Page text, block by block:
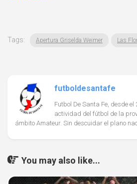
Tags: Apertura Griselda Weimer Las
futboldesantafe
Futbol De Santa Fe, desde
actividad del fútbol de la
ámbito Amateur. Sin descuidar el plano
You may also like...